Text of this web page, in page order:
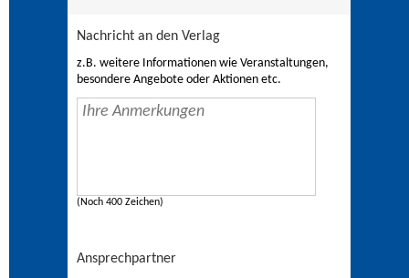
Nachricht an den Verlag
z.B. weitere Informationen wie Veranstaltungen,
besondere Angebote oder Aktionen etc.
(Noch 400 Zeichen)
Ansprechpartner